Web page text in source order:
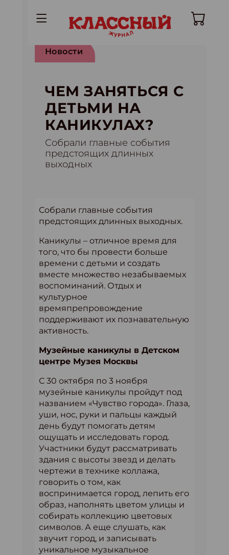
Новости
ЧЕМ ЗАНЯТЬСЯ С
ДЕТЬМИ НА
КАНИКУЛАХ?
Собрали главные события
предстоящих длинных
выходных
Собрали главные события
предстоящих длинных выходных.
Каникулы – отличное время для
того, что бы провести больше
времени с детьми и создать
вместе множество незабываемых
воспоминаний. Отдых и
культурное
времяпрепровождение
поддерживают их познавательную
активность.
Музейные каникулы в Детском
центре Музея Москвы
С 30 октября по 3 ноября
музейные каникулы пройдут под
названием «Чувство города». Глаза,
уши, нос, руки и пальцы каждый
день будут помогать детям
ощущать и исследовать город.
Участники будут рассматривать
здания с высоты звезд и делать
чертежи в технике коллажа,
говорить о том, как
воспринимается город, лепить его
образ, наполнять цветом улицы и
собирать коллекцию цветовых
символов. А еще слушать, как
звучит город, и записывать
уникальное музыкальное